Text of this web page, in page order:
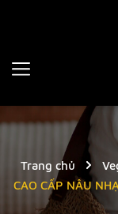
Trang chủ
CAO CẤP NÂU